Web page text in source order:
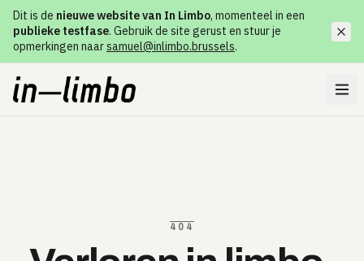
Dit is de nieuwe website van In Limbo, momenteel in een
publieke testfase. Gebruik de site gerust en stuur je
opmerkingen naarsamuel@inlimbo.brussels.
404